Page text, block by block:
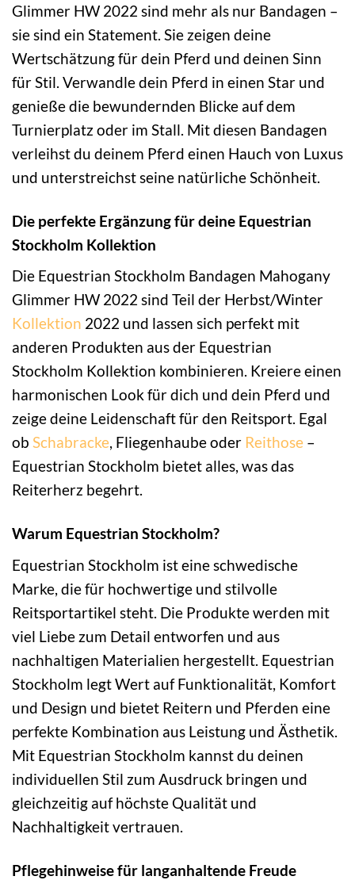
Glimmer HW 2022 sind mehr als nur Bandagen –
sie sind ein Statement. Sie zeigen deine
Wertschätzung für dein Pferd und deinen Sinn
für Stil. Verwandle dein Pferd in einen Star und
genieße die bewundernden Blicke auf dem
Turnierplatz oder im Stall. Mit diesen Bandagen
verleihst du deinem Pferd einen Hauch von Luxus
und unterstreichst seine natürliche Schönheit.
Die perfekte Ergänzung für deine Equestrian
Stockholm Kollektion
Die Equestrian Stockholm Bandagen Mahogany
Glimmer HW 2022 sind Teil der Herbst/Winter
Kollektion 2022 und lassen sich perfekt mit
anderen Produkten aus der Equestrian
Stockholm Kollektion kombinieren. Kreiere einen
harmonischen Look für dich und dein Pferd und
zeige deine Leidenschaft für den Reitsport. Egal
ob Schabracke, Fliegenhaube oder Reithose –
Equestrian Stockholm bietet alles, was das
Reiterherz begehrt.
Warum Equestrian Stockholm?
Equestrian Stockholm ist eine schwedische
Marke, die für hochwertige und stilvolle
Reitsportartikel steht. Die Produkte werden mit
viel Liebe zum Detail entworfen und aus
nachhaltigen Materialien hergestellt. Equestrian
Stockholm legt Wert auf Funktionalität, Komfort
und Design und bietet Reitern und Pferden eine
perfekte Kombination aus Leistung und Ästhetik.
Mit Equestrian Stockholm kannst du deinen
individuellen Stil zum Ausdruck bringen und
gleichzeitig auf höchste Qualität und
Nachhaltigkeit vertrauen.
Pflegehinweise für langanhaltende Freude